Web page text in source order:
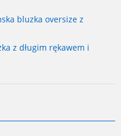
bluzka oversize z
z długim rękawem i